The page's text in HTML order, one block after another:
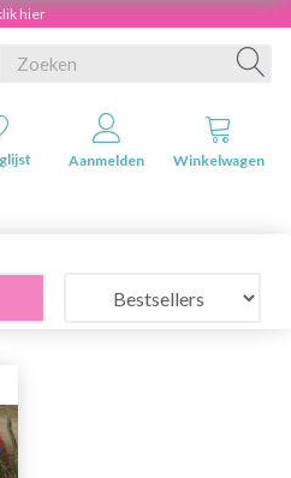
hier
Aanmelden Winkelwagen